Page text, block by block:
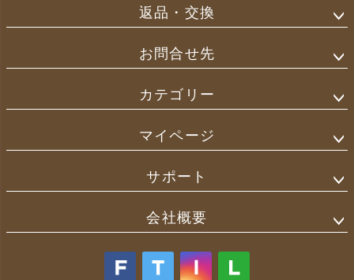
返品・交換
お問合せ先
カテゴリー
マイページ
サポート
会社概要